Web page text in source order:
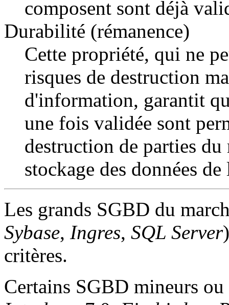
composent sont déjà
Durabilité (rémanence)
Cette propriété, qui ne
risques de destruction
d'information, garantit
une fois validée sont
destruction de parties
stockage des données de
Les grands SGBD du
Sybase, Ingres, SQL Server
critères.
Certains SGBD mineurs ou